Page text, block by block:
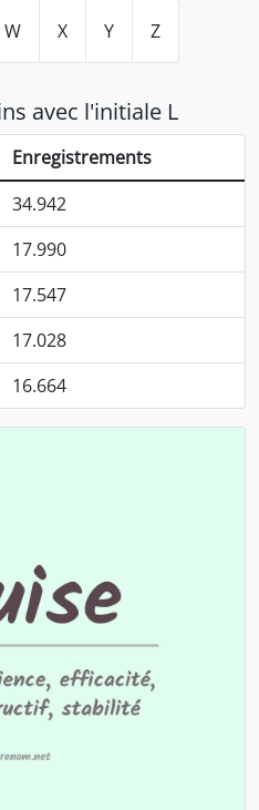
W X Y Z
avec l'initiale L
Enregistrements
34.942
17.990
17.547
17.028
16.664